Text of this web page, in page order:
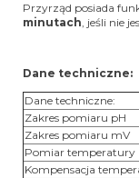
Przyrząd posiada
minutach, jeśli nie
Dane techniczne:
Dane techniczne:
Zakres pomiaru pH
Zakres pomiaru mV
Pomiar temperatury
Kompensacja